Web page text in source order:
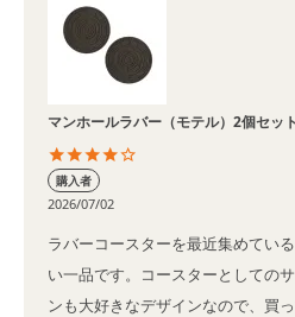
マンホールラバー（モテル）2個セット
購入者
2026/07/02
ラバーコースターを最近集めてい
い一品です。コースターとしての
ンも大好きなデザインなので、買